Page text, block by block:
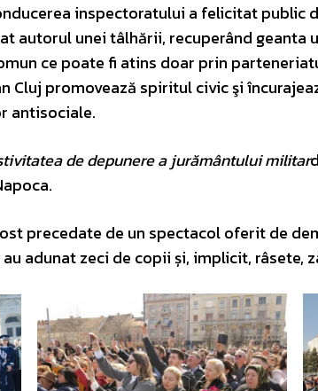
inspectoratului a felicitat public
autorul unei tâlhării, recuperând geanta
ce poate fi atins doar prin
Cluj promovează spiritul civic şi
antisociale.
de depunere a jurământului militar
precedate de un spectacol oferit de
adunat zeci de copii și, implicit, râsete,